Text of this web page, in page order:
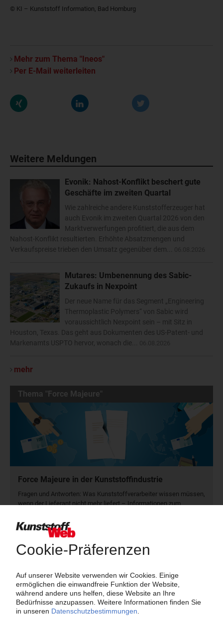
© KI – Kunststoff Information, Bad Homburg
Mehr zum Thema "Ineos"
Per E-Mail weiterleiten
Weitere Meldungen
Evonik: Nahost-Konflikt beschert gute
Geschäfte im zweiten Quartal
Wie zahlreiche andere Kunststofferzeuger hat
auch Evonik im zweiten Quartal 2026 von den
Marktverwerfungen profitiert, die aus dem
Nahost-Konflikt resultierten. Erhöhte Absatzmengen und
Verkaufspreise trieben den Umsatz gegenüber dem...
Mutares: Umbenennung des Sabic-
Zukaufs in Nexpoint
Der neue Name für das Segment „Engineering
Thermoplastic Polymers“ von Sabic wird
voraussichtlich Nexpoint sein – mit Sitz in
Houston, Texas. Das geht aus Dokumenten des US-Patent- und
Markenamts USPTO hervor, wonach die...
mehr
Thema "Force Majeure"
Force Majeure in der Kunststoffindustrie
Fragen und Antworten: Was Kunst­stoff­verarbeiter wissen müssen,
wenn der Lieferant nicht mehr liefert – Informationen zum
Preisentwicklung sowie Tipps für die Praxis.
Jetzt lesen
Newsletter